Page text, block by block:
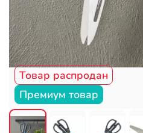
Товар распродан
Премиум товар